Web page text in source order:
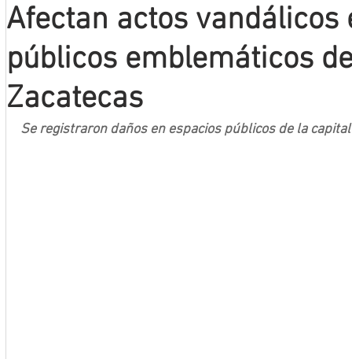
Mineros LNBP
Afectan actos vandálicos
públicos emblemáticos
Zacatecas
Se registraron daños en espacios públicos de la capital